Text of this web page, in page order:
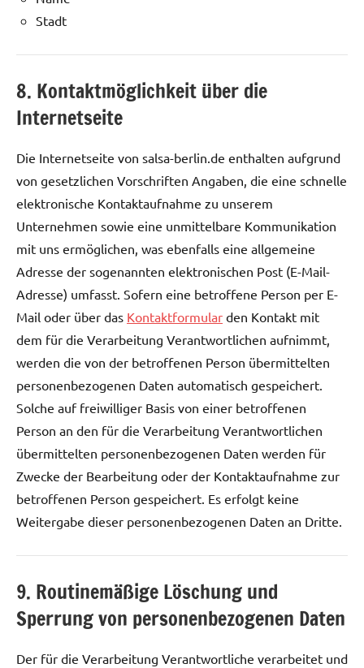
Stadt
8. Kontaktmöglichkeit über die
Internetseite
Die Internetseite von salsa-berlin.de enthalten aufgrund
von gesetzlichen Vorschriften Angaben, die eine schnelle
elektronische Kontaktaufnahme zu unserem
Unternehmen sowie eine unmittelbare Kommunikation
mit uns ermöglichen, was ebenfalls eine allgemeine
Adresse der sogenannten elektronischen Post (E-Mail-
Adresse) umfasst. Sofern eine betroffene Person per E-
Mail oder über das Kontaktformular den Kontakt mit
dem für die Verarbeitung Verantwortlichen aufnimmt,
werden die von der betroffenen Person übermittelten
personenbezogenen Daten automatisch gespeichert.
Solche auf freiwilliger Basis von einer betroffenen
Person an den für die Verarbeitung Verantwortlichen
übermittelten personenbezogenen Daten werden für
Zwecke der Bearbeitung oder der Kontaktaufnahme zur
betroffenen Person gespeichert. Es erfolgt keine
Weitergabe dieser personenbezogenen Daten an Dritte.
9. Routinemäßige Löschung und
Sperrung von personenbezogenen Daten
Der für die Verarbeitung Verantwortliche verarbeitet und